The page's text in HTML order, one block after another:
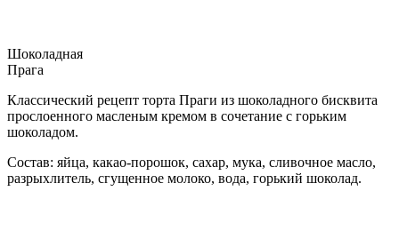
Шоколадная
Прага
Классический рецепт торта Праги из шоколадного бисквита
прослоенного масленым кремом в сочетание с горьким
шоколадом.
Состав: яйца, какао-порошок, сахар, мука, сливочное масло,
разрыхлитель, сгущенное молоко, вода, горький шоколад.